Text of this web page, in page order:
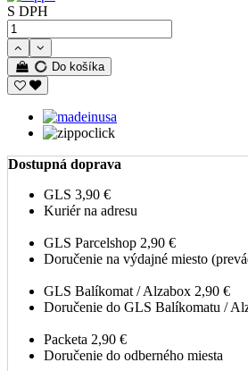
S DPH
Do košíka
Dostupná doprava
GLS 3,90 €
Kuriér na adresu
GLS Parcelshop 2,90 €
Doručenie na výdajné miesto
GLS Balíkomat / Alzabox 2,90 €
Doručenie do GLS Balíkomatu /
Packeta 2,90 €
Doručenie do odberného miesta